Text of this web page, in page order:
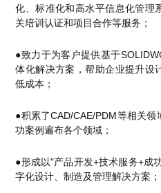
化、标准化和高水平信息化管理
关培训认证和项目合作等服务；
●致力于为客户提供基于
体化解决方案，帮助企业提升设
低成本；
●积累了CAD/CAE/PDM等相关
功案例遍布各个领域；
●形成以"产品开发+技术服务+成
字化设计、制造及管理解决方案；